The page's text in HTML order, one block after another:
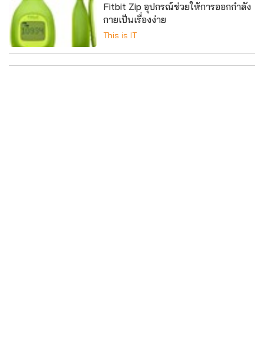
Fitbit Zip อุปกรณ์ช่วยให้การออกกำลัง
กายเป็นเรื่องง่าย
This is IT